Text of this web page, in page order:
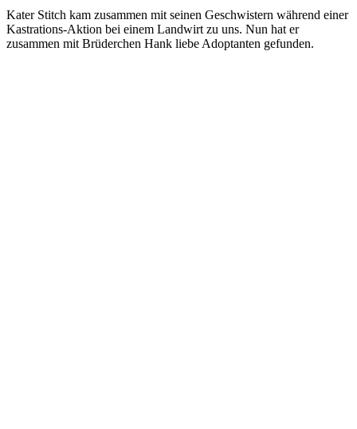
Kater Stitch kam zusammen mit seinen Geschwistern während einer
Kastrations-Aktion bei einem Landwirt zu uns. Nun hat er
zusammen mit Brüderchen Hank liebe Adoptanten gefunden.